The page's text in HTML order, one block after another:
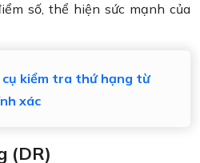
số, thể hiện sức mạnh của
cụ kiểm tra thứ hạng từ
xác
(DR)